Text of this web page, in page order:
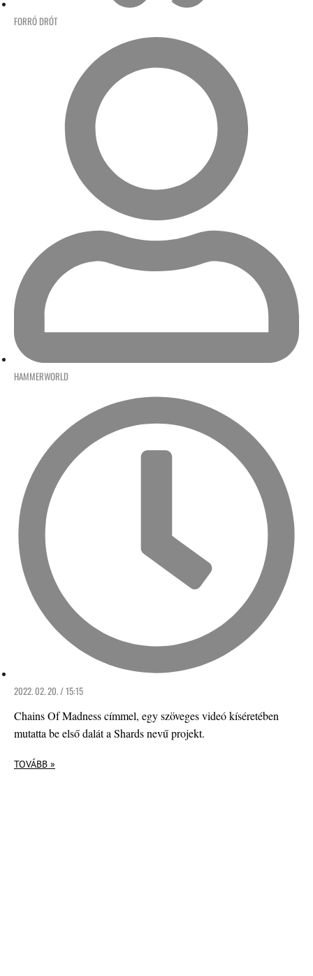
FORRÓ DRÓT
HAMMERWORLD
2022. 02. 20. / 15:15
Chains Of Madness címmel, egy szöveges videó kíséretében
mutatta be első dalát a Shards nevű projekt.
TOVÁBB »